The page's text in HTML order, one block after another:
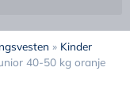
» Kinder
40-50 kg oranje